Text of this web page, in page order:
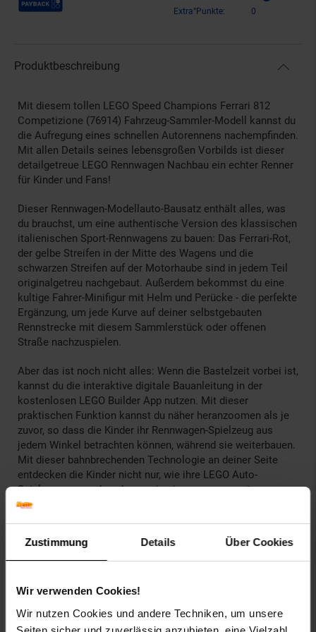
Zustimmung Details Über Cookies
Wir verwenden Cookies!
Wir nutzen Cookies und andere Techniken, um unsere
Extra°Punkte:
0
Produktbeschreibung
Mit diesem tollen LEGO Speed Champions Ferrari 812
Competizione (76914) Fahrzeug-Sammler-Modell kannst du
die Aufregung eines schnellen Autorennens nachempfinden.
Mit allen Details seines lebensgroßen Vorbilds ist dieser
detailgetreue LEGO Rennwagen Nachbau ein echter Renner
für Kinder und Fans!
Dieser Rennwagen-Modellauto-Bausatz enthält alles, was
du brauchst, um eine authentische Version des klassischen
italienischen Sport-Rennwagens zu bauen: Das Ferrari-Rot,
der gelbe Streifen in der Mitte des Wagens und die
schwarzen Streifen auf der Motorhaube sind in jedem Teil
originalgetreu nachgebaut. Außerdem bekommst du eine
kultige Fahrer-Minifigur mit Helm und Perücke - die perfekte
Ergänzung, um jede Kurve auf deiner selbstgebauten
Rennstrecke mit diesem Sammlerstück oder offenen
Straße nachzuspielen.
Aber das ist noch nicht alles: Wenn die Bastelzeit vorbei ist,
kannst du die interaktive digitale Bauanleitung in der
kostenlosen LEGO Builder App nutzen. Mit dieser
praktischen Funktion kannst du näher heranzoomen als je
zuvor, so dass die Kinder ihr Rennwagen-Spielzeug aus
jedem Winkel betrachten können, während sie weiterbauen.
Mit dieser bahnbrechenden Technologie an deiner Seite
entdecken die Kinder nicht nur, wie ihre LEGO Auto-
Spielzeuge aussehen, bevor sie sie zusammensetzen,
sondern auch, dass es unendlich viele
Das Modell Ferrari 812 Competizione ist über 4 cm hoch,
16 cm lang und 7 cm breit.
Falls bei Ihrem neuen LEGO Set Teile fehlen oder fehlerhaft
sind, ersetzen wir die Teile kostenlos über unseren